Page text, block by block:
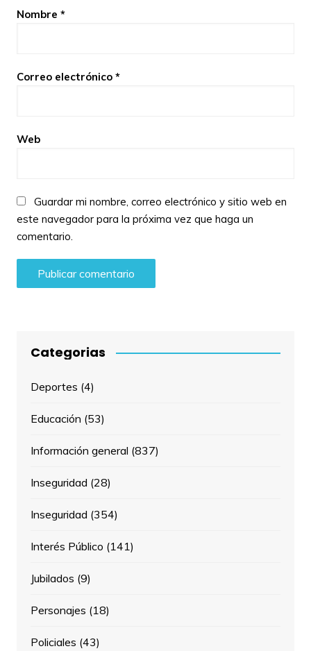
Nombre *
Correo electrónico *
Web
Guardar mi nombre, correo electrónico y sitio web en
este navegador para la próxima vez que haga un
comentario.
Categorias
Deportes (4)
Educación (53)
Información general (837)
Inseguridad (28)
Inseguridad (354)
Interés Público (141)
Jubilados (9)
Personajes (18)
Policiales (43)